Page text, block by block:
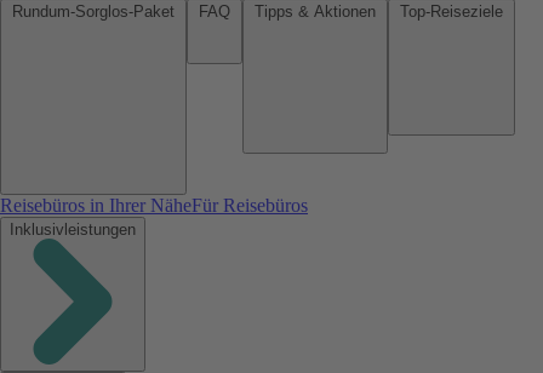
Reisebüros in Ihrer NäheFür Reisebüros
Inklusivleistungen